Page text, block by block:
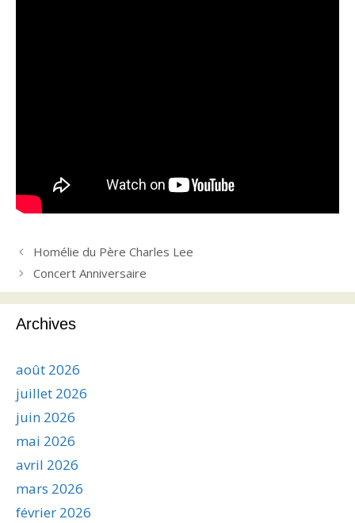
Homélie du Père Charles Lee
Concert Anniversaire
Archives
août 2026
juillet 2026
juin 2026
mai 2026
avril 2026
mars 2026
février 2026